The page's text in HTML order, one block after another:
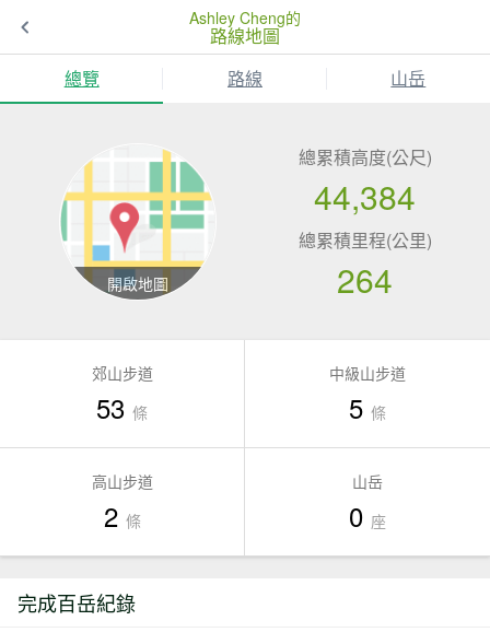
Ashley Cheng的
路線地圖
總覽
路線 山岳
總累積高度(公尺)
44,384
總累積里程(公里)
264
郊山步道
53 條
中級山步道
5 條
高山步道
2 條
山岳
0 座
完成百岳紀錄